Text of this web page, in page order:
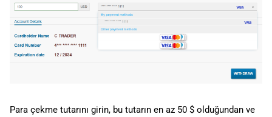
Para çekme tutarını girin, bu tutarın en az 50 $ olduğundan ve